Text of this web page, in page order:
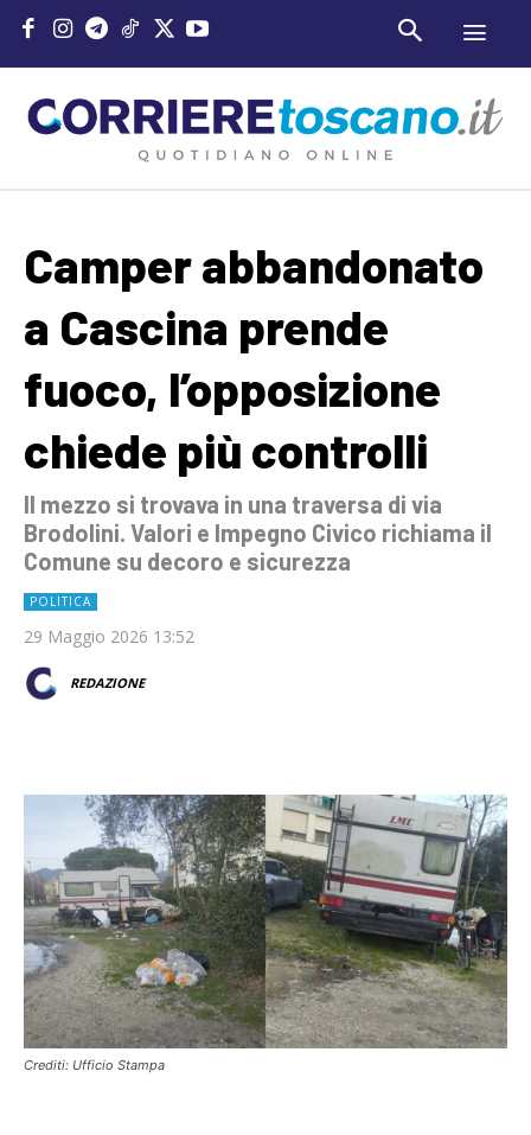
Camper abbandonato
a Cascina prende
fuoco, l’opposizione
chiede più controlli
Il mezzo si trovava in una traversa di via
Brodolini. Valori e Impegno Civico richiama il
Comune su decoro e sicurezza
POLITICA
29 Maggio 2026 13:52
REDAZIONE
Crediti: Ufficio Stampa